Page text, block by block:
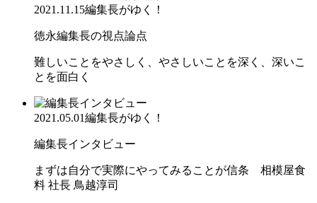
2021.11.15編集長がゆく！
徳永編集長の視点論点
難しいことをやさしく、やさしいことを深く、深いこ
とを面白く
2021.05.01編集長がゆく！
編集長インタビュー
まずは自分で実際にやってみることが信条 相模屋食
料 社長 鳥越淳司